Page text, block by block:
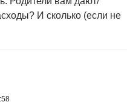
И сколько (если не